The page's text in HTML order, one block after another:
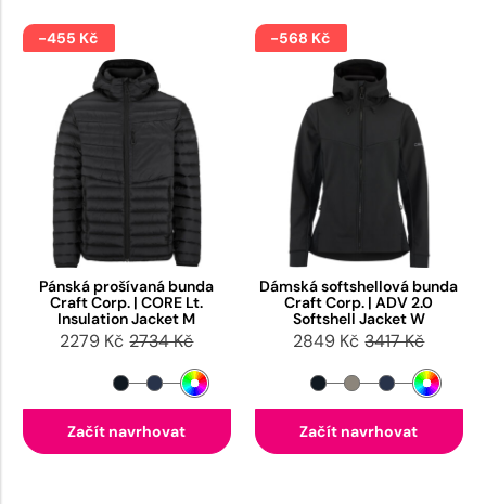
-455 Kč
Pánská prošívaná bunda
Craft Corp. | CORE Lt.
Insulation Jacket M
2279 Kč 2734 Kč
Začít navrhovat
-568 Kč
Dámská softshellová bunda
Craft Corp. | ADV 2.0
Softshell Jacket W
2849 Kč 3417 Kč
Začít navrhovat